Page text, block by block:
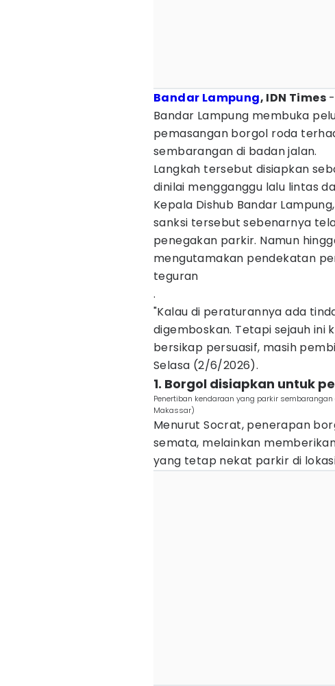
Bandar Lampung, IDN Times
Bandar Lampung membuka
pemasangan borgol roda
sembarangan di badan jalan.
Langkah tersebut disiapkan
dinilai mengganggu lalu lintas
Kepala Dishub Bandar
sanksi tersebut sebenarnya
penegakan parkir. Namun
mengutamakan pendekatan
teguran
.
"Kalau di peraturannya ada
digemboskan. Tetapi sejauh ini
bersikap persuasif, masih
Selasa (2/6/2026).
1. Borgol disiapkan untuk
Penertiban kendaraan yang parkir
Makassar)
Menurut Socrat, penerapan
semata, melainkan
yang tetap nekat parkir di